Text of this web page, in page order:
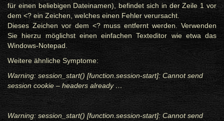
für einen beliebigen Dateinamen), befindet sich in der Zeile 1 vor
dem <? ein Zeichen, welches einen Fehler verursacht.
Dieses Zeichen vor dem <? muss entfernt werden. Verwenden
Sie hierzu möglichst einen einfachen Texteditor wie etwa das
Windows-Notepad.
Weitere ähnliche Symptome:
Warning: session_start() [function.session-start]: Cannot send
session cookie – headers already …
Warning: session_start() [function.session-start]: Cannot send